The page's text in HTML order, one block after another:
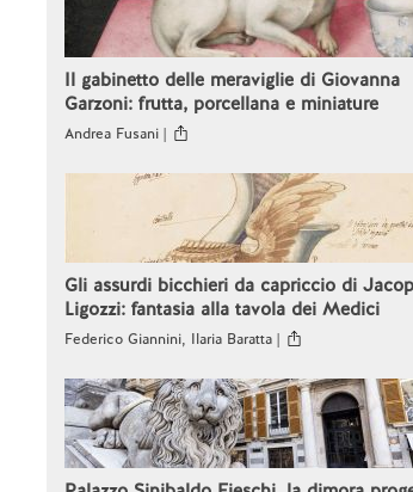
Il gabinetto delle meraviglie di Giovanna
Garzoni: frutta, porcellana e miniature
Andrea Fusani |
Gli assurdi bicchieri da capriccio di
Ligozzi: fantasia alla tavola dei Medici
Federico Giannini, Ilaria Baratta |